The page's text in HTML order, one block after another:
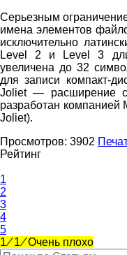
Серьезным
имена элементов
исключительно
Level 2 и Level 3
увеличена до 32
для записи компакт-
Joliet — расширение
разработан компанией
Joliet).
Просмотров: 3902
Рейтинг
1
2
3
4
5
1⁄1⁄Очень плохо